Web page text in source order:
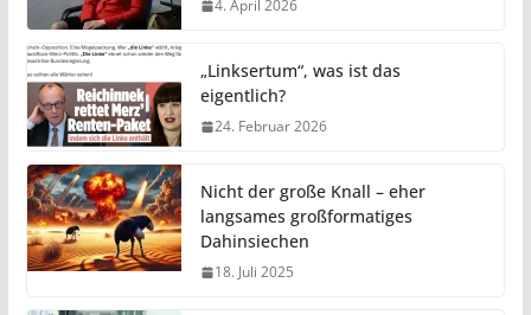
4. April 2026
„Linksertum“, was ist das
eigentlich?
24. Februar 2026
Nicht der große Knall – eher
langsames großformatiges
Dahinsiechen
18. Juli 2025